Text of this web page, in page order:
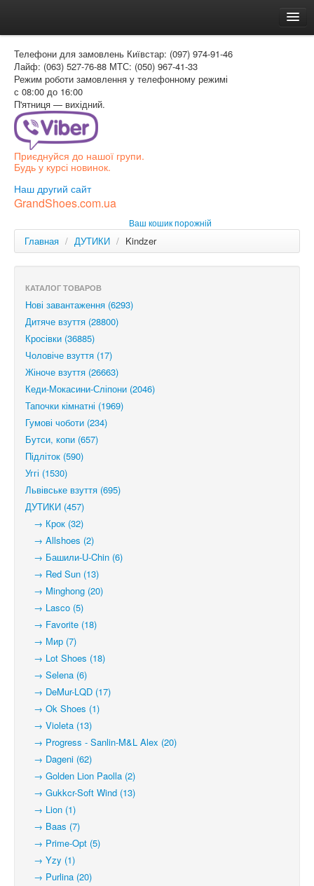
Доставка и оплата
Как заказать
Контакти
Таблиця розмірів
Вхід для покупця
РОС
Телефони для замовлень Київстар: (097) 974-91-46
Лайф: (063) 527-76-88 МТС: (050) 967-41-33
Режим роботи замовлення у телефонному режимі
с 08:00 до 16:00
П'ятниця — вихідний.
Приєднуйся до нашої групи.
Будь у курсі новинок.
Наш другий сайт
GrandShoes.com.ua
Ваш кошик порожній
Главная / ДУТИКИ / Kindzer
КАТАЛОГ ТОВАРОВ
Нові завантаження (6293)
Дитяче взуття (28800)
Кросівки (36885)
Чоловіче взуття (17)
Жіноче взуття (26663)
Кеди-Мокасини-Сліпони (2046)
Тапочки кімнатні (1969)
Гумові чоботи (234)
Бутси, копи (657)
Підліток (590)
Уггі (1530)
Львівське взуття (695)
ДУТИКИ (457)
→ Крок (32)
→ Allshoes (2)
→ Башили-U-Chin (6)
→ Red Sun (13)
→ Minghong (20)
→ Lasco (5)
→ Favorite (18)
→ Мир (7)
→ Lot Shoes (18)
→ Selena (6)
→ DeMur-LQD (17)
→ Ok Shoes (1)
→ Violeta (13)
→ Progress - Sanlin-M&L Alex (20)
→ Dageni (62)
→ Golden Lion Paolla (2)
→ Gukkcr-Soft Wind (13)
→ Lion (1)
→ Baas (7)
→ Prime-Opt (5)
→ Yzy (1)
→ Purlina (20)